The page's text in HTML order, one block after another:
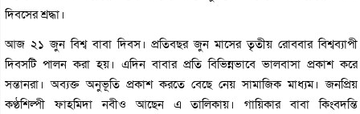
দিবসের শ্রদ্ধা।
আজ ২১ জুন বিশ্ব বাবা দিবস। প্রতিবছর জুন মাসের তৃতীয় রোববার বিশ্বব্যাপী
দিবসটি পালন করা হয়। এদিন বাবার প্রতি বিভিন্নভাবে ভালবাসা প্রকাশ করে
সন্তানরা। অব্যক্ত অনুভূতি প্রকাশ করতে বেছে নেয় সামাজিক মাধ্যম। জনপ্রিয়
কণ্ঠশিল্পী ফাহমিদা নবীও আছেন এ তালিকায়। গায়িকার বাবা কিংবদন্তি